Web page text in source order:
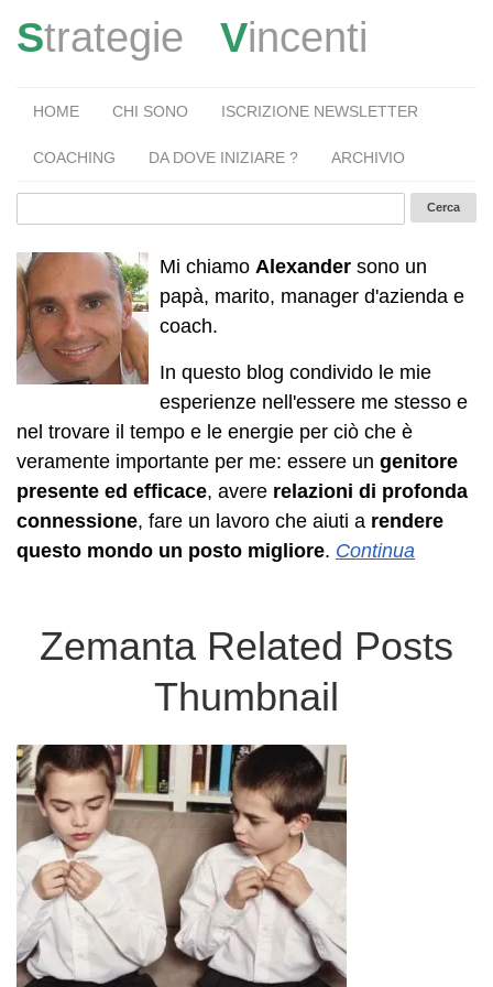
Strategie Vincenti
HOME CHI SONO ISCRIZIONE NEWSLETTER
COACHING DA DOVE INIZIARE ? ARCHIVIO
Mi chiamo Alexander sono un
papà, marito, manager d'azienda e
coach.
In questo blog condivido le mie
esperienze nell'essere me stesso e
nel trovare il tempo e le energie per ciò che è
veramente importante per me: essere un genitore
presente ed efficace, avere relazioni di profonda
connessione, fare un lavoro che aiuti a rendere
questo mondo un posto migliore. Continua
Zemanta Related Posts
Thumbnail